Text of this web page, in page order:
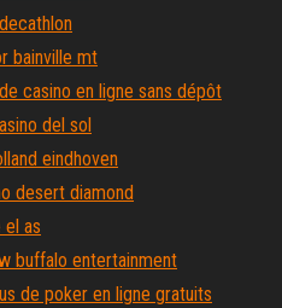
bainville mt
casino en ligne sans dépôt
del sol
eindhoven
desert diamond
el as
buffalo entertainment
de poker en ligne gratuits